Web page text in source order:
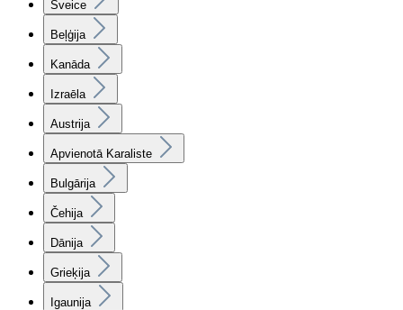
Šveice
Beļģija
Kanāda
Izraēla
Austrija
Apvienotā Karaliste
Bulgārija
Čehija
Dānija
Grieķija
Igaunija